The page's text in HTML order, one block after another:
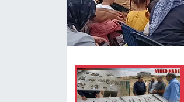
Malazgirt